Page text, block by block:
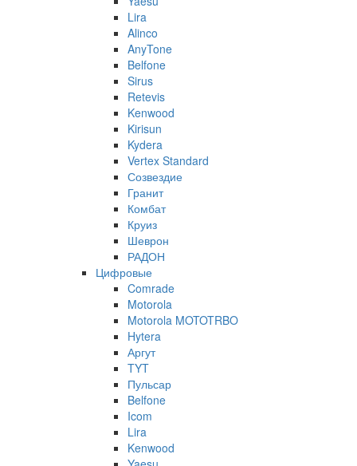
Lira
Alinco
AnyTone
Belfone
Sirus
Retevis
Kenwood
Kirisun
Kydera
Vertex Standard
Созвездие
Гранит
Комбат
Круиз
Шеврон
РАДОН
Цифровые
Comrade
Motorola
Motorola MOTOTRBO
Hytera
Аргут
TYT
Пульсар
Belfone
Icom
Lira
Kenwood